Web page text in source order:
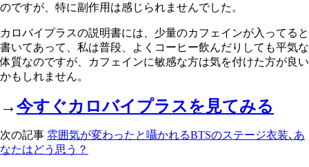
のですが、特に副作用は感じられませんでした。
カロバイプラスの説明書には、少量のカフェインが入ってると
書いてあって、私は普段、よくコーヒー飲んだりしても平気な
体質なのですが、カフェインに敏感な方は気を付けた方が良い
かもしれません。
→今すぐカロバイプラスを見てみる
次の記事 雰囲気が変わったと囁かれるBTSのステージ衣装､あ
なたはどう思う？